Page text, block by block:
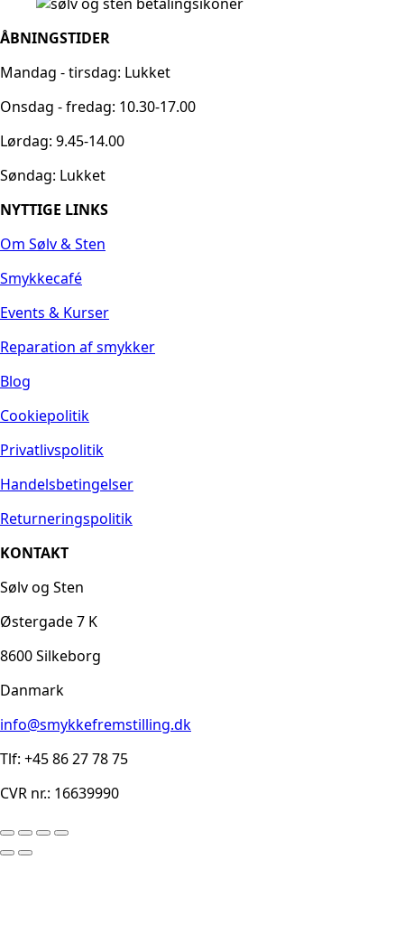
ÅBNINGSTIDER
Mandag - tirsdag: Lukket
Onsdag - fredag: 10.30-17.00
Lørdag: 9.45-14.00
Søndag: Lukket
NYTTIGE LINKS
Om Sølv & Sten
Smykkecafé
Events & Kurser
Reparation af smykker
Blog
Cookiepolitik
Privatlivspolitik
Handelsbetingelser
Returneringspolitik
KONTAKT
Sølv og Sten
Østergade 7 K
8600 Silkeborg
Danmark
info@smykkefremstilling.dk
Tlf: +45 86 27 78 75
CVR nr.: 16639990